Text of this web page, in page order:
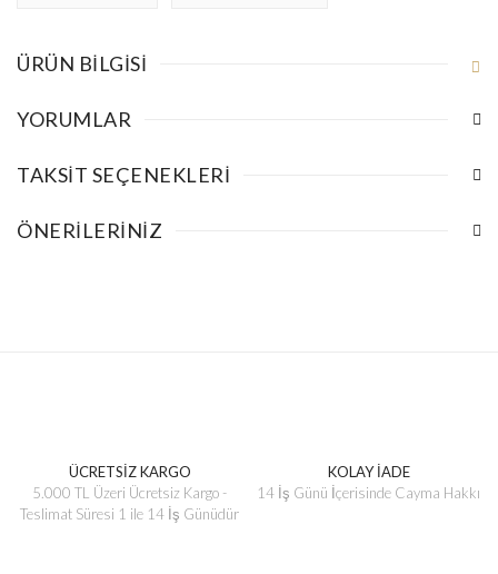
ÜRÜN BILGISI
YORUMLAR
TAKSIT SEÇENEKLERI
ÖNERILERINIZ
ÜCRETSİZ KARGO
5.000 TL Üzeri Ücretsiz Kargo -
Teslimat Süresi 1 ile 14 İş Günüdür
KOLAY İADE
14 İş Günü İçerisinde Cayma Hakkı